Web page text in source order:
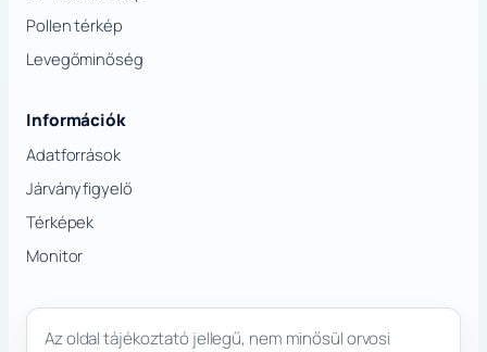
Pollen térkép
Levegőminőség
Információk
Adatforrások
Járványfigyelő
Térképek
Monitor
Az oldal tájékoztató jellegű, nem minősül orvosi